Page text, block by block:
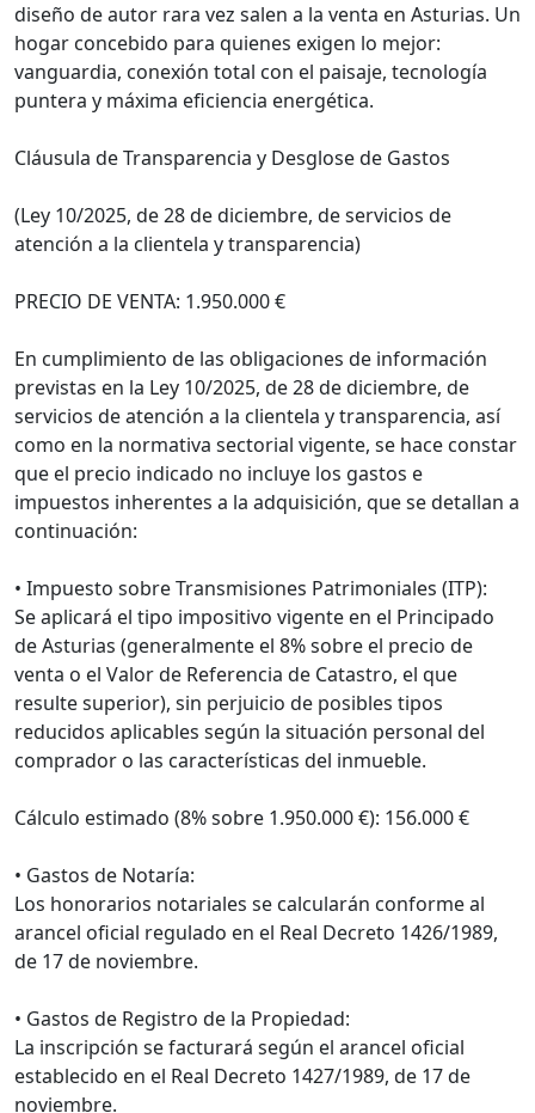
diseño de autor rara vez salen a la venta en Asturias. Un
hogar concebido para quienes exigen lo mejor:
vanguardia, conexión total con el paisaje, tecnología
puntera y máxima eficiencia energética.
Cláusula de Transparencia y Desglose de Gastos
(Ley 10/2025, de 28 de diciembre, de servicios de
atención a la clientela y transparencia)
PRECIO DE VENTA: 1.950.000 €
En cumplimiento de las obligaciones de información
previstas en la Ley 10/2025, de 28 de diciembre, de
servicios de atención a la clientela y transparencia, así
como en la normativa sectorial vigente, se hace constar
que el precio indicado no incluye los gastos e
impuestos inherentes a la adquisición, que se detallan a
continuación:
• Impuesto sobre Transmisiones Patrimoniales (ITP):
Se aplicará el tipo impositivo vigente en el Principado
de Asturias (generalmente el 8% sobre el precio de
venta o el Valor de Referencia de Catastro, el que
resulte superior), sin perjuicio de posibles tipos
reducidos aplicables según la situación personal del
comprador o las características del inmueble.
Cálculo estimado (8% sobre 1.950.000 €): 156.000 €
• Gastos de Notaría:
Los honorarios notariales se calcularán conforme al
arancel oficial regulado en el Real Decreto 1426/1989,
de 17 de noviembre.
• Gastos de Registro de la Propiedad:
La inscripción se facturará según el arancel oficial
establecido en el Real Decreto 1427/1989, de 17 de
noviembre.